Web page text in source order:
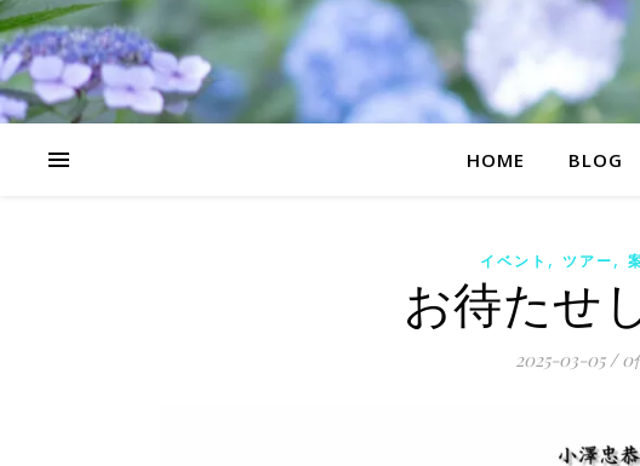
HOME BLOG
イベント , ツアー,
お待たせ
2025-03-05 / 0